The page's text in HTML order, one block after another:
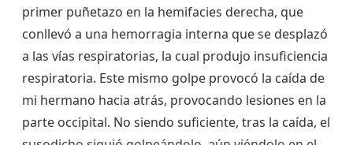
primer puñetazo en la hemifacies derecha, que
conllevó a una hemorragia interna que se desplazó
a las vías respiratorias, la cual produjo insuficiencia
respiratoria. Este mismo golpe provocó la caída de
mi hermano hacia atrás, provocando lesiones en la
parte occipital. No siendo suficiente, tras la caída, el